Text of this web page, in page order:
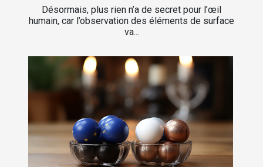
Désormais, plus rien n’a de secret pour l’œil
humain, car l’observation des éléments de surface
va...